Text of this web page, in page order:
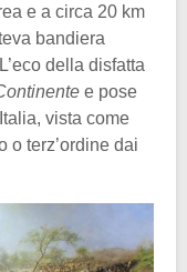
e a circa 20 km
bandiera
della disfatta
e pose
vista come
o terz’ordine dai